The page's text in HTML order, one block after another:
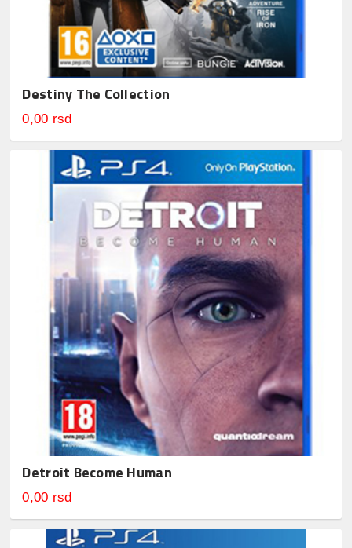
Destiny The Collection
0,00 rsd
Detroit Become Human
0,00 rsd